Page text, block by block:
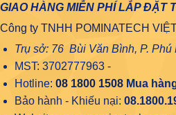
GIAO HÀNG MIỄN PHÍ LẮP ĐẶT
Công ty TNHH POMINATECH
Trụ sở: 76 Bùi Văn Bình, P.
MST: 3702777963 -
Hotline: 08 1800 1508Mua
Bảo hành - Khiếu nại: